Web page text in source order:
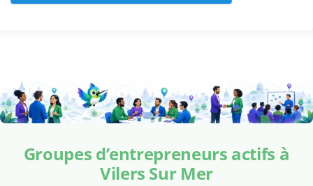
Groupes d’entrepreneurs actifs à
Vilers Sur Mer